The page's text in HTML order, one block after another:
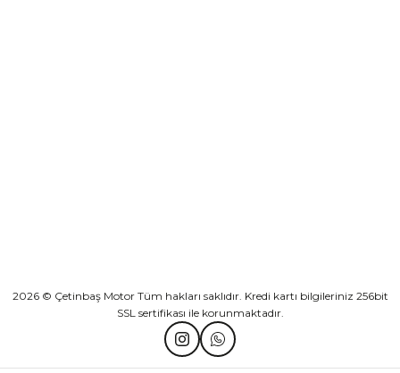
2026 © Çetinbaş Motor Tüm hakları saklıdır. Kredi kartı bilgileriniz 256bit
SSL sertifikası ile korunmaktadır.